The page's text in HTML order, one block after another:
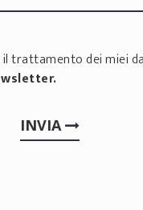
trattamento dei miei
INVIA